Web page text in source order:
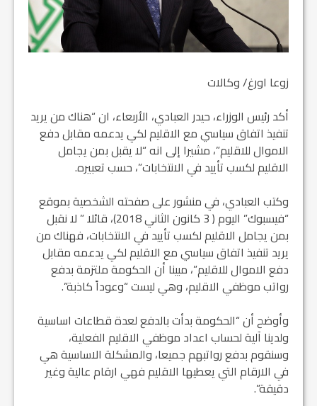
زوعا اورغ/ وكالات
أكد رئيس الوزراء، حيدر العبادي، الأربعاء، ان “هناك من يريد
تنفيذ اتفاق سياسي مع الاقليم لكي يدعمه مقابل دفع
الاموال للاقليم”، مشيرا إلى انه “لا يقبل بمن يجامل
الاقليم لكسب تأييد في الانتخابات”، حسب تعبيره.
وكتب العبادي، في منشور على صفحته الشخصية بموقع
“فيسبوك” اليوم ( 3 كانون الثاني 2018)، قائلا ” لا نقبل
بمن يجامل الاقليم لكسب تأييد في الانتخابات، فهناك من
يريد تنفيذ اتفاق سياسي مع الاقليم لكي يدعمه مقابل
دفع الاموال للاقليم”، مبينا أن الحكومة ملتزمة بدفع
رواتب موظفي الاقليم، وهي ليست “وعوداً كاذبة”.
وأوضح أن “الحكومة بدأت بالدفع لعدة قطاعات اساسية
ولدينا آلية لحساب اعداد موظفي الاقليم الفعلية،
وسنقوم بدفع رواتبهم جميعا، والمشكلة الاساسية هي
في الارقام التي يعطيها الاقليم فهي ارقام عالية وغير
دقيقة”.